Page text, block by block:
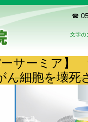
☎
ーサーミア
ん細胞を壊